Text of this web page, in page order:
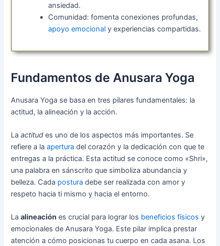
ansiedad.
Comunidad: fomenta conexiones profundas,
apoyo emocional y experiencias compartidas.
Fundamentos de Anusara Yoga
Anusara Yoga se basa en tres pilares fundamentales: la
actitud, la alineación y la acción.
Laactitud es uno de los aspectos más importantes. Se
refiere a laapertura del corazón y la dedicación con que te
entregas a la práctica. Esta actitud se conoce como «Shri»,
una palabra en sánscrito que simboliza abundancia y
belleza. Cada postura debe ser realizada con amor y
respeto hacia ti mismo y hacia el entorno.
Laalineación es crucial para lograr los beneficios físicos y
emocionales de Anusara Yoga. Este pilar implica prestar
atención a cómo posicionas tu cuerpo en cada asana. Los